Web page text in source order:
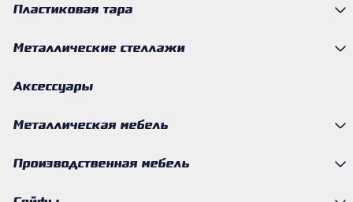
Пластиковая тара
Металлические стеллажи
Аксессуары
Металлическая мебель
Производственная мебель